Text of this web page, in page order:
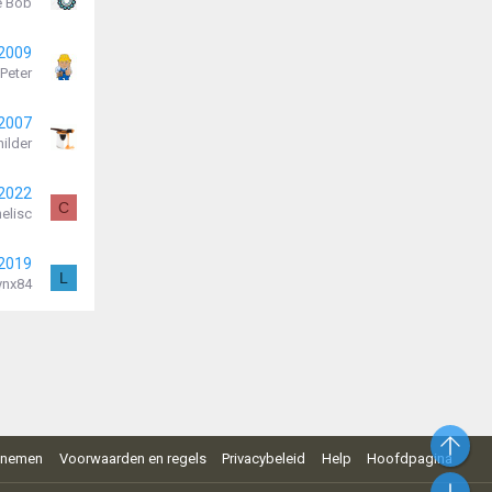
Peter
C
L
Voorwaarden en regels Privacybeleid Help Hoofdpagina